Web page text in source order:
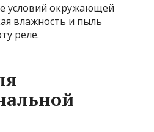
условий окружающей
влажность и пыль
реле.